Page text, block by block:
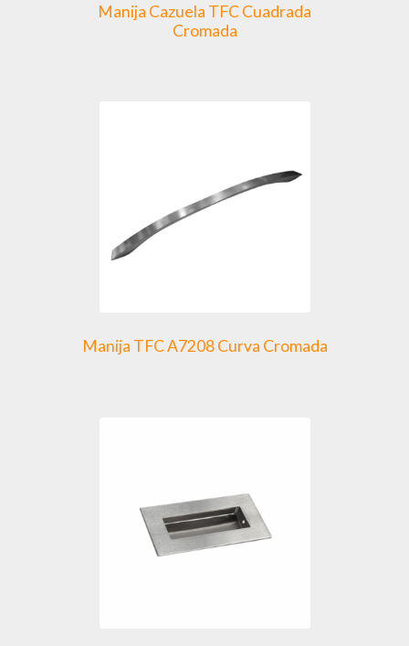
Manija Cazuela TFC Cuadrada
Cromada
Manija TFC A7208 Curva Cromada